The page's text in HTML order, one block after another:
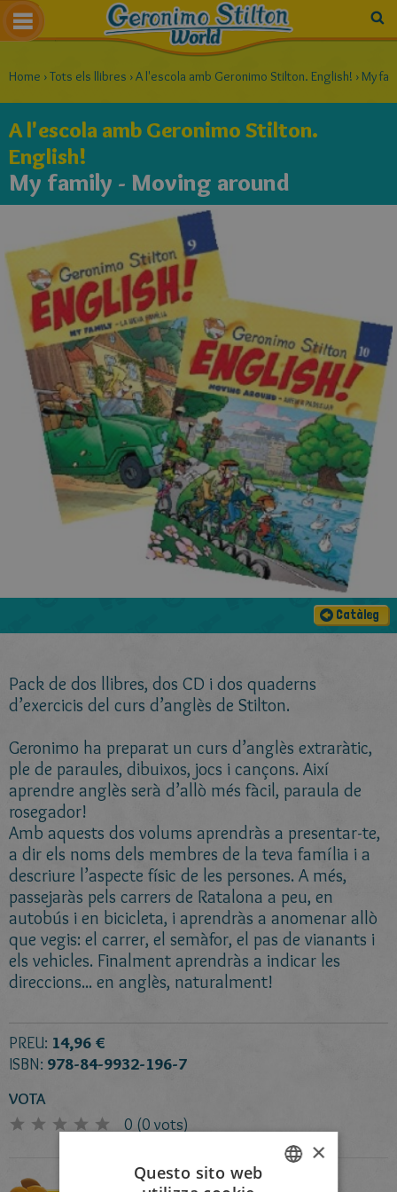
Home ›Tots els llibres ›A l'escola amb Geronimo Stilton. English! ›My
A l'escola amb Geronimo Stilton.
English!
My family - Moving around
Catàleg
Pack de dos llibres, dos CD i dos quaderns
d’exercicis del curs d’anglès de Stilton.
Geronimo ha preparat un curs d’anglès extraràtic,
ple de paraules, dibuixos, jocs i cançons. Així
aprendre anglès serà d’allò més fàcil, paraula de
rosegador!
Amb aquests dos volums aprendràs a presentar-te,
a dir els noms dels membres de la teva família i a
descriure l’aspecte físic de les persones. A més,
passejaràs pels carrers de Ratalona a peu, en
autobús i en bicicleta, i aprendràs a anomenar allò
que vegis: el carrer, el semàfor, el pas de vianants i
els vehicles. Finalment aprendràs a indicar les
direccions... en anglès, naturalment!
PREU: 14,96 €
ISBN: 978-84-9932-196-7
VOTA
0 (0 vots)
×
Questo sito web